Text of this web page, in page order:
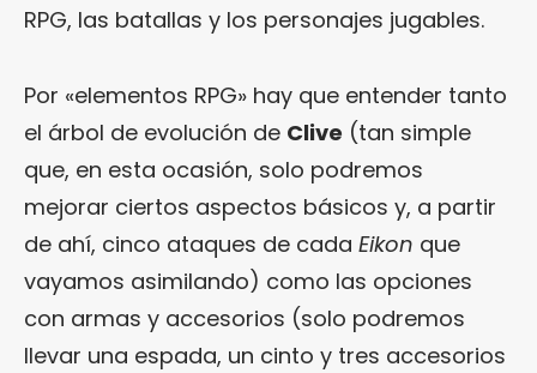
RPG, las batallas y los personajes jugables.
Por «elementos RPG» hay que entender tanto
el árbol de evolución de Clive (tan simple
que, en esta ocasión, solo podremos
mejorar ciertos aspectos básicos y, a partir
de ahí, cinco ataques de cada Eikon que
vayamos asimilando) como las opciones
con armas y accesorios (solo podremos
llevar una espada, un cinto y tres accesorios